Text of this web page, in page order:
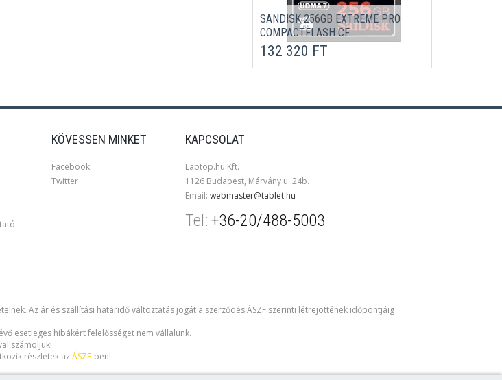
SANDISK 256GB EXTREME PRO
COMPACTFLASH CF
MEMÓRIAKÁRTYA
132 320 FT
KÖVESSEN MINKET
Facebook
Twitter
KAPCSOLAT
Laptop.hu Kft.
1126 Budapest, Márvány u. 24b.
Email: webmaster@tablet.hu
Tel: +36-20/488-5003
Az ár és szállítási határidő változtatás jogát a szerződés ÁSZF szerinti létrejöttének időpontjáig
esetleges hibákért felelősséget nem vállalunk.
számoljuk!
részletek azÁSZF-ben!